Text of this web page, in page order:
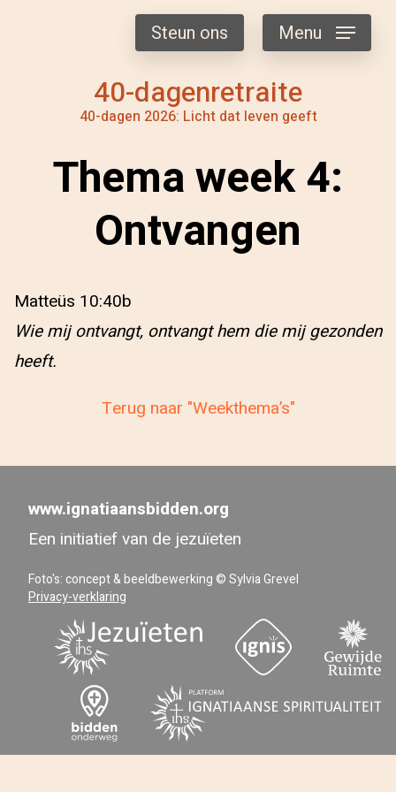
40-dagenretraite
40-dagen 2026: Licht dat leven geeft
Steun ons Menu
Thema week 4:
Ontvangen
Matteüs 10:40b
Wie mij ontvangt, ontvangt hem die mij gezonden
heeft.
Terug naar "Weekthema’s"
www.ignatiaansbidden.org
Een initiatief van de jezuïeten
Foto's: concept & beeldbewerking © Sylvia Grevel
Privacy-verklaring